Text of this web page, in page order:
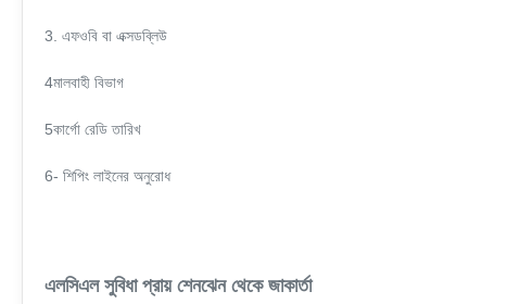
3. এফওবি বা এক্সডব্লিউ
4মালবাহী বিভাগ
5কার্গো রেডি তারিখ
6- শিপিং লাইনের অনুরোধ
এলসিএল সুবিধা প্রায় শেনঝেন থেকে জাকার্তা